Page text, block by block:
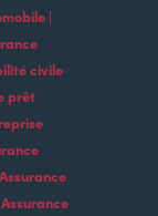
|
civile
prêt